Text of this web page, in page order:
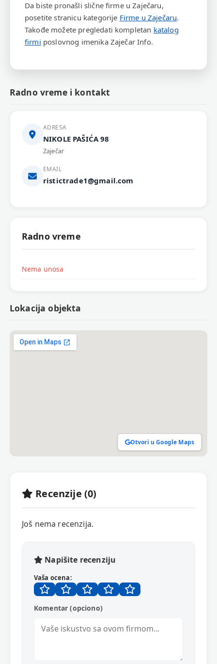
Da biste pronašli slične firme u Zaječaru,
posetite stranicu kategorije Firme u Zaječaru.
Takođe možete pregledati kompletan katalog
firmi poslovnog imenika Zaječar Info.
Radno vreme i kontakt
ADRESA
NIKOLE PAŠIĆA 98
Zaječar
EMAIL
ristictrade1@gmail.com
Radno vreme
Nema unosa
Lokacija objekta
Otvori u Google Maps
Recenzije (0)
Još nema recenzija.
Napišite recenziju
Vaša ocena:
Komentar (opciono)